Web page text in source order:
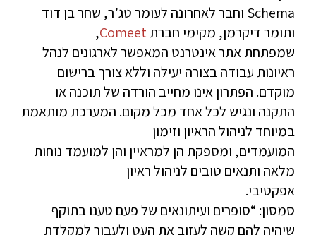
Schema וחבר לאחרונה לעומר טג’ר, שחר בן דוד
ותומר דיקרמן, מקימי חברתComeet
,
שמפתחת אתר אינטרנט המאפשר לארגונים לנהל
ראיונות עבודה בצורה יעילה וללא צורך ברישום
מוקדם. הפתרון אינו מחייב הורדה של תוכנה או
התקנה ונגיש לכל אחד מכל מקום. המערכת מותאמת
במיוחד לניהול הראיון וזימון
המועמדים, ומספקת הן למראיין והן למועמד נוחות
מלאה ותנאים טובים לניהול ראיון
אפקטיבי.
סמסון: “סופרים ועיתונאים של פעם טענו בתוקף
שיהיה להם קשה לעזוב את העט ולעבור למקלדת